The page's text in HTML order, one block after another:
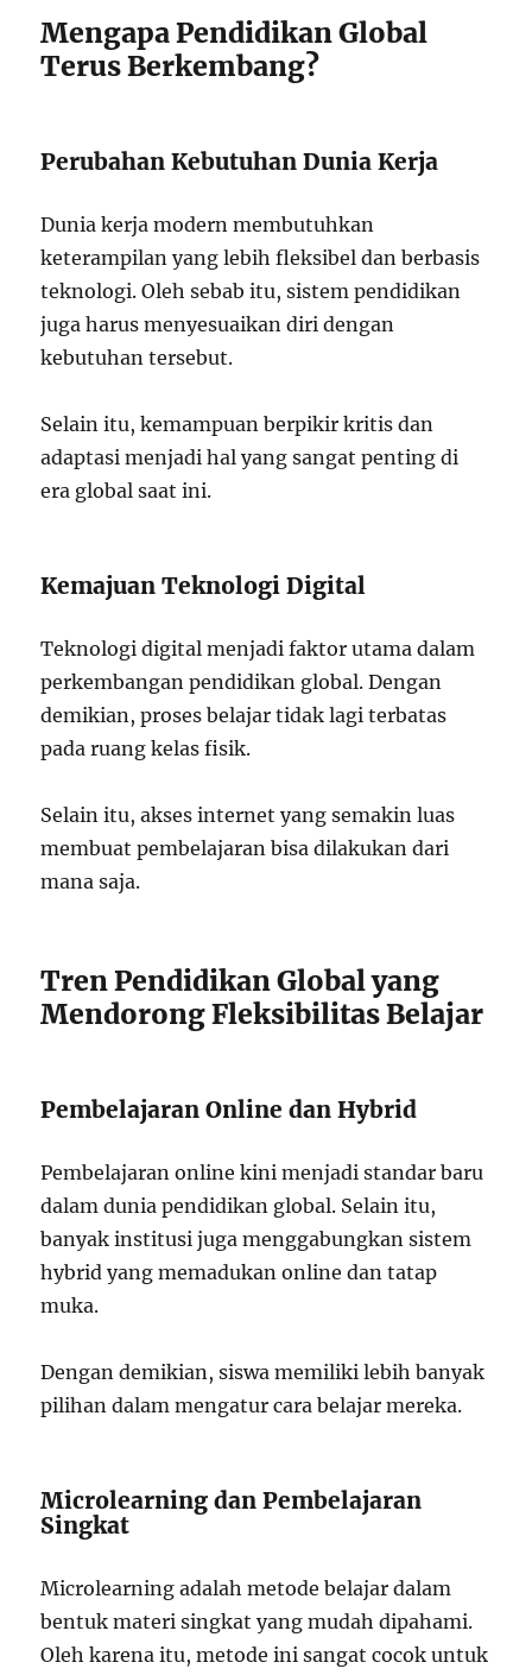
Mengapa Pendidikan Global
Terus Berkembang?
Perubahan Kebutuhan Dunia Kerja
Dunia kerja modern membutuhkan
keterampilan yang lebih fleksibel dan berbasis
teknologi. Oleh sebab itu, sistem pendidikan
juga harus menyesuaikan diri dengan
kebutuhan tersebut.
Selain itu, kemampuan berpikir kritis dan
adaptasi menjadi hal yang sangat penting di
era global saat ini.
Kemajuan Teknologi Digital
Teknologi digital menjadi faktor utama dalam
perkembangan pendidikan global. Dengan
demikian, proses belajar tidak lagi terbatas
pada ruang kelas fisik.
Selain itu, akses internet yang semakin luas
membuat pembelajaran bisa dilakukan dari
mana saja.
Tren Pendidikan Global yang
Mendorong Fleksibilitas Belajar
Pembelajaran Online dan Hybrid
Pembelajaran online kini menjadi standar baru
dalam dunia pendidikan global. Selain itu,
banyak institusi juga menggabungkan sistem
hybrid yang memadukan online dan tatap
muka.
Dengan demikian, siswa memiliki lebih banyak
pilihan dalam mengatur cara belajar mereka.
Microlearning dan Pembelajaran
Singkat
Microlearning adalah metode belajar dalam
bentuk materi singkat yang mudah dipahami.
Oleh karena itu, metode ini sangat cocok untuk